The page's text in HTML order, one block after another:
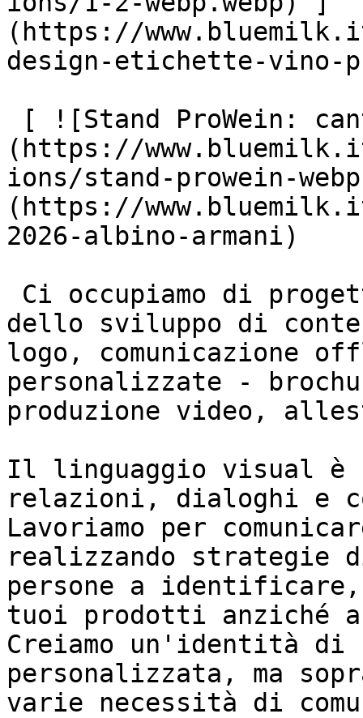
(https://
design-etichette-vino-
(https://
ions/stand-prowein-
(https://
2026-albino-armani)
dello sviluppo di
logo, comunicazione
personalizzate -
produzione video,
Il linguaggio visual è
relazioni, dialoghi e
Lavoriamo per
realizzando strategie
persone a
tuoi prodotti anziché
Creiamo un'identità di
personalizzata, ma
varie necessità di